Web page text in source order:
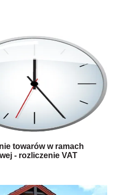
towarów w ramach
- rozliczenie VAT